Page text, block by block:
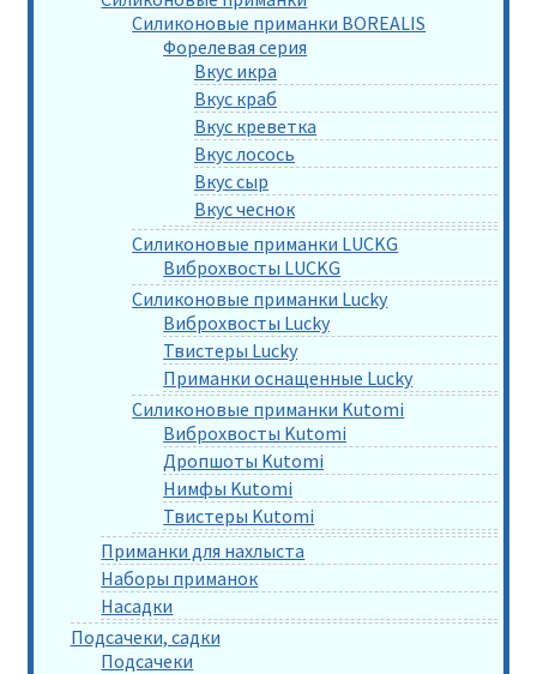
Силиконовые приманки BOREALIS
Форелевая серия
Вкус икра
Вкус краб
Вкус креветка
Вкус лосось
Вкус сыр
Вкус чеснок
Силиконовые приманки LUCKG
Виброхвосты LUCKG
Силиконовые приманки Lucky
Виброхвосты Lucky
Твистеры Lucky
Приманки оснащенные Lucky
Силиконовые приманки Kutomi
Виброхвосты Kutomi
Дропшоты Kutomi
Нимфы Kutomi
Твистеры Kutomi
Приманки для нахлыста
Наборы приманок
Насадки
Подсачеки, садки
Подсачеки